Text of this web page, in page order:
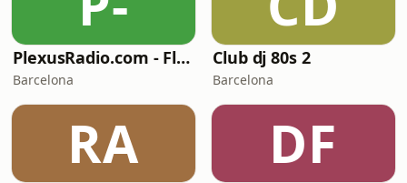
PlexusRadio.com - Flamenco Barcelona Channel
Barcelona
Club dj 80s 2
Barcelona
RA DF